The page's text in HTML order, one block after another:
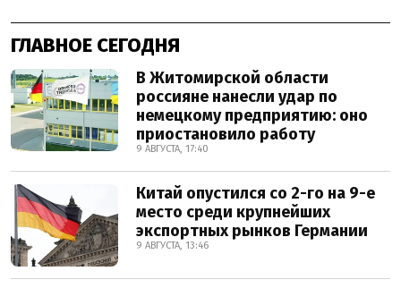
ГЛАВНОЕ СЕГОДНЯ
В Житомирской области
россияне нанесли удар по
немецкому предприятию: оно
приостановило работу
9 АВГУСТА, 17:40
Китай опустился со 2-го на 9-е
место среди крупнейших
экспортных рынков Германии
9 АВГУСТА, 13:46